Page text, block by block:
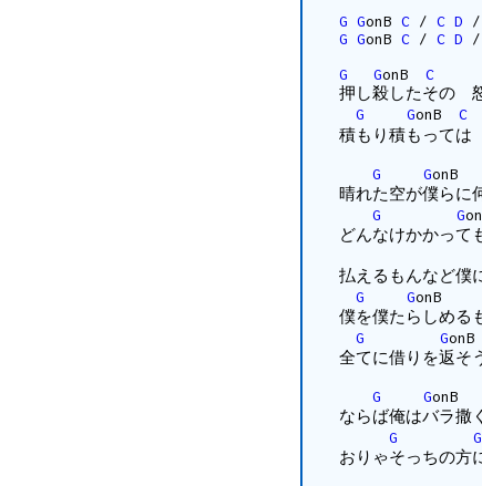
G GonB C / C D
G GonB C / C D
G
GonB C
押し殺したその
G
GonB C
積もり積もっては
G GonB
晴れた空が僕らに
G
G
どんなけかかっ
払えるもんなど僕
G
GonB
僕を僕たらしめる
G
G
全てに借りを返そ
G G
ならば俺はバラ
G
G
おりゃそっちの方